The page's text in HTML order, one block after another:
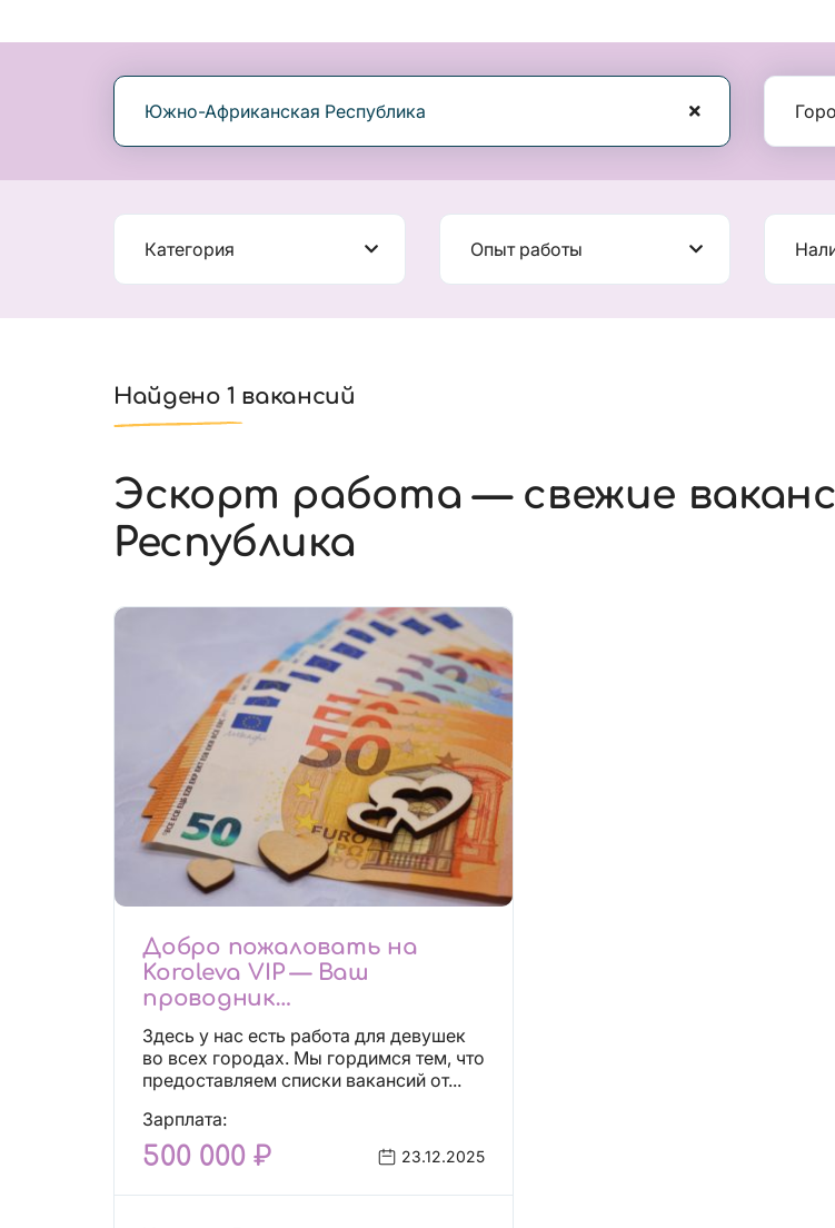
Южно-Африканская Республика
Категория Опыт работы
Найдено 1 вакансий
Эскорт работа — свежие
Республика
Добро пожаловать на
Koroleva VIP — Ваш
проводник
высокооплачиваемых
вакансий!
Здесь у нас есть работа для девушек
во всех городах. Мы гордимся тем, что
предоставляем списки вакансий от...
Зарплата:
500 000 ₽ 23.12.2025